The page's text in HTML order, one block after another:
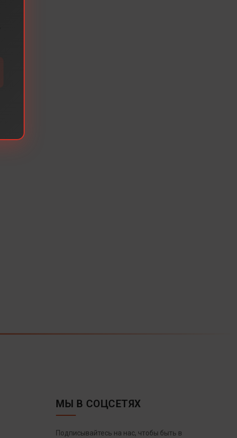
МЫ В СОЦСЕТЯХ
Подписывайтесь на нас, чтобы быть в